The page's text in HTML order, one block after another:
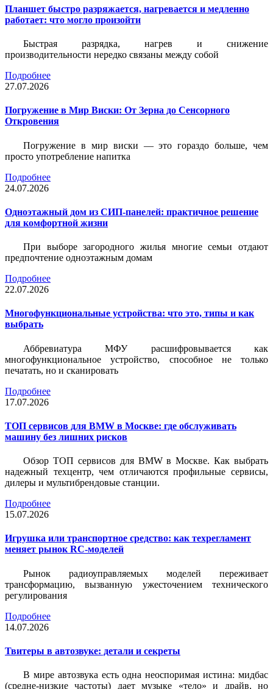
Планшет быстро разряжается, нагревается и медленно
работает: что могло произойти
Быстрая разрядка, нагрев и снижение
производительности нередко связаны между собой
Подробнее
27.07.2026
Погружение в Мир Виски: От Зерна до Сенсорного
Откровения
Погружение в мир виски — это гораздо больше, чем
просто употребление напитка
Подробнее
24.07.2026
Одноэтажный дом из СИП-панелей: практичное решение
для комфортной жизни
При выборе загородного жилья многие семьи отдают
предпочтение одноэтажным домам
Подробнее
22.07.2026
Многофункциональные устройства: что это, типы и как
выбрать
Аббревиатура МФУ расшифровывается как
многофункциональное устройство, способное не только
печатать, но и сканировать
Подробнее
17.07.2026
ТОП сервисов для BMW в Москве: где обслуживать
машину без лишних рисков
Обзор ТОП сервисов для BMW в Москве. Как выбрать
надежный техцентр, чем отличаются профильные сервисы,
дилеры и мультибрендовые станции.
Подробнее
15.07.2026
Игрушка или транспортное средство: как техрегламент
меняет рынок RC-моделей
Рынок радиоуправляемых моделей переживает
трансформацию, вызванную ужесточением технического
регулирования
Подробнее
14.07.2026
Твитеры в автозвуке: детали и секреты
В мире автозвука есть одна неоспоримая истина: мидбас
(средне-низкие частоты) дает музыке «тело» и драйв, но